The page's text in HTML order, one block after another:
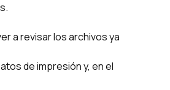
a revisar los archivos ya
de impresión y, en el